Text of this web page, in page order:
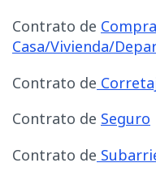
Contrato de
Casa/Vivienda/
Contrato de
Contrato de Seguro
Contrato de